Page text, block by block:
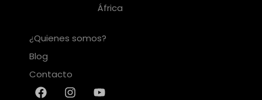
África
¿Quienes somos?
Blog
Contacto